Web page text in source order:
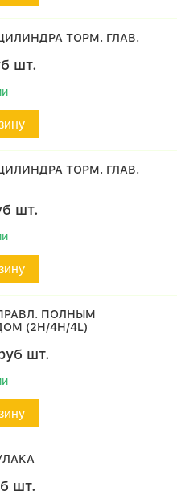
ТОРМ. ГЛАВ.
шт.
ТОРМ. ГЛАВ.
шт.
ПОЛНЫМ
(2H/4H/4L)
шт.
шт.